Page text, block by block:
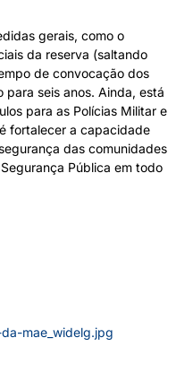
gerais, como o
da reserva (saltando
de convocação dos
seis anos. Ainda, está
para as Polícias Militar e
fortalecer a capacidade
das comunidades
Pública em todo